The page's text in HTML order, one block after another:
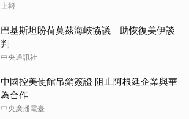
上報
巴基斯坦盼荷莫茲海峽協議 助恢復美伊談
判
中央通訊社
中國控美使館吊銷簽證 阻止阿根廷企業與華
為合作
中央廣播電臺